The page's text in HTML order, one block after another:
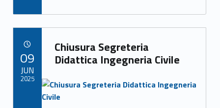
e
b
o
o
k
to
d
o
n
ai
l
n
di
vi
di
Link identifier archive #link-archive-74980
Chiusura Segreteria
Didattica Ingegneria Civile
Link identifier archive #link-archive-thumb-soap-770
09
JUN
2025